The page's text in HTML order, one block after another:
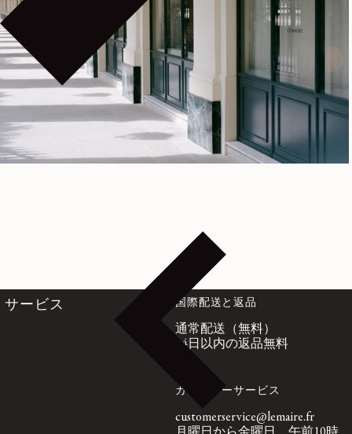
| 公式オンラインストア
サービス 国際配送と返品
通常配送（無料）
14日以内の返品無料
カスタマーサービス
customerservice@lemaire.fr